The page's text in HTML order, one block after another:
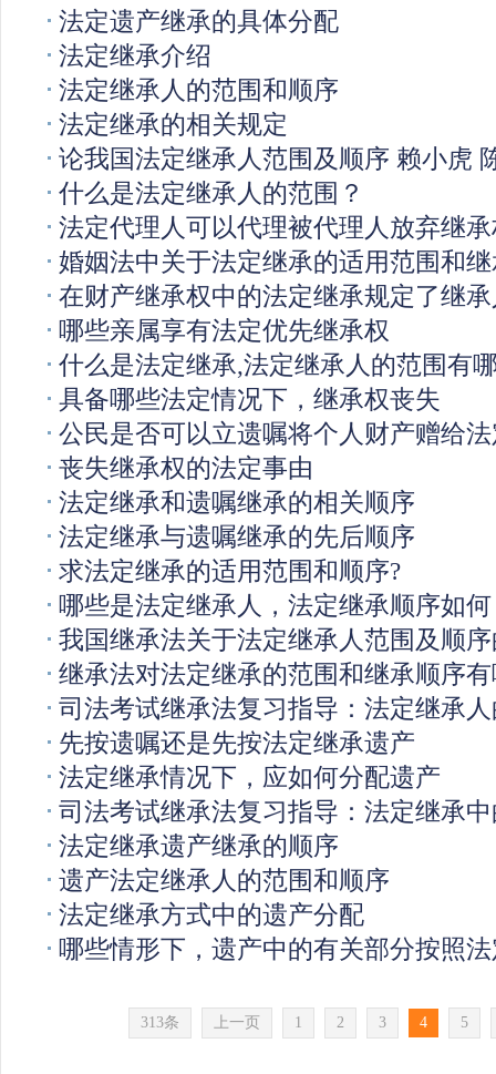
法定遗产继承的具体分配
法定继承介绍
法定继承人的范围和顺序
法定继承的相关规定
论我国法定继承人范围及顺序 赖小虎
什么是法定继承人的范围？
法定代理人可以代理被代理人放弃继
婚姻法中关于法定继承的适用范围和
在财产继承权中的法定继承规定了继
哪些亲属享有法定优先继承权
什么是法定继承,法定继承人的范围有
具备哪些法定情况下，继承权丧失
公民是否可以立遗嘱将个人财产赠给
丧失继承权的法定事由
法定继承和遗嘱继承的相关顺序
法定继承与遗嘱继承的先后顺序
求法定继承的适用范围和顺序?
哪些是法定继承人，法定继承顺序如何
我国继承法关于法定继承人范围及顺
继承法对法定继承的范围和继承顺序
司法考试继承法复习指导：法定继承
先按遗嘱还是先按法定继承遗产
法定继承情况下，应如何分配遗产
司法考试继承法复习指导：法定继承
法定继承遗产继承的顺序
遗产法定继承人的范围和顺序
法定继承方式中的遗产分配
哪些情形下，遗产中的有关部分按照
313条 上一页 1 2 3 4 5